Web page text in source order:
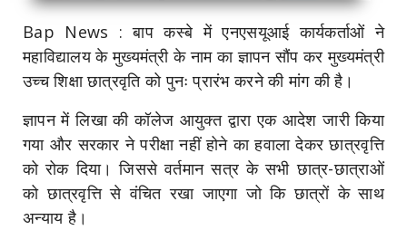
Bap News : बाप कस्बे में एनएसयूआई कार्यकर्ताओं ने
महाविद्यालय के मुख्यमंत्री के नाम का ज्ञापन सौंप कर मुख्यमंत्री
उच्च शिक्षा छात्रवृति को पुनः प्रारंभ करने की मांग की है।
ज्ञापन में लिखा की कॉलेज आयुक्त द्वारा एक आदेश जारी किया
गया और सरकार ने परीक्षा नहीं होने का हवाला देकर छात्रवृत्ति
को रोक दिया। जिससे वर्तमान सत्र के सभी छात्र-छात्राओं
को छात्रवृत्ति से वंचित रखा जाएगा जो कि छात्रों के साथ
अन्याय है।